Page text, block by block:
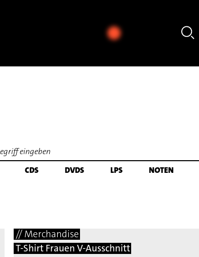
CDS DVDS LPS NOTEN
// Merchandise
T-Shirt Frauen V-Ausschnitt